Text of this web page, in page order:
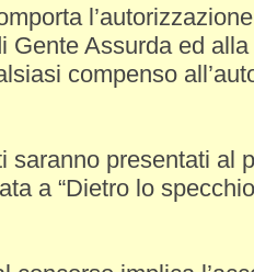
Gente Assurda ed
compenso
saranno presentati al
a “Dietro lo